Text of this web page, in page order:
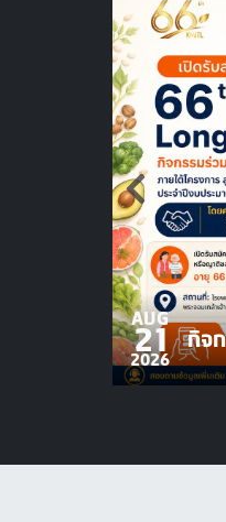
AUG
21
2026
กิจ